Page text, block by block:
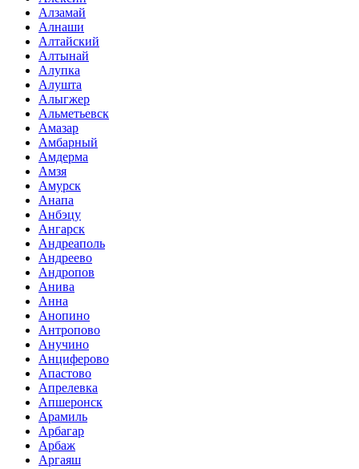
Алзамай
Алнаши
Алтайский
Алтынай
Алупка
Алушта
Алыгжер
Альметьевск
Амазар
Амбарный
Амдерма
Амзя
Амурск
Анапа
Анбэцу
Ангарск
Андреаполь
Андреево
Андропов
Анива
Анна
Анопино
Антропово
Анучино
Анциферово
Апастово
Апрелевка
Апшеронск
Арамиль
Арбагар
Арбаж
Аргаяш